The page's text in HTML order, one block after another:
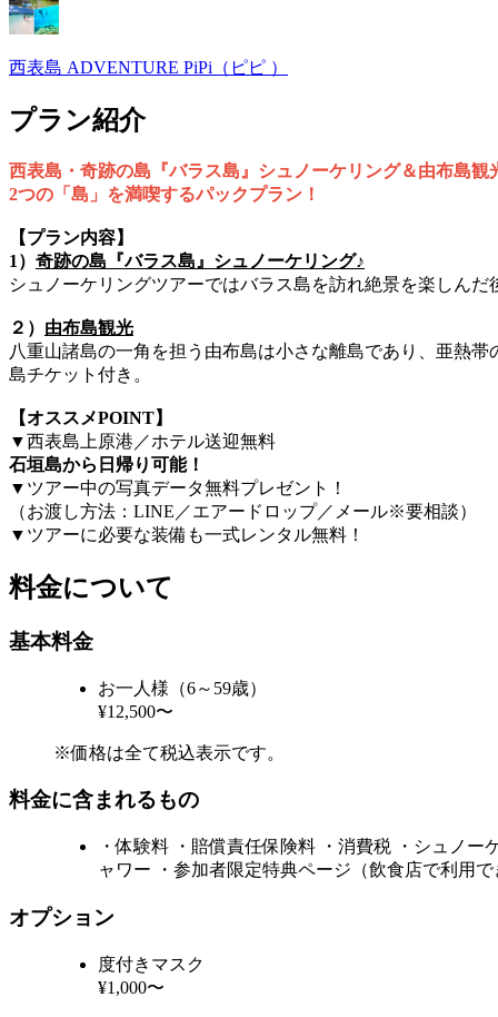
西表島 ADVENTURE PiPi（ピピ ）
プラン紹介
西表島・奇跡の島『バラス島』シュノーケリング＆由布島観
2つの「島」を満喫するパックプラン！
【プラン内容】
1） 奇跡の島『バラス島』シュノーケリング♪
シュノーケリングツアーではバラス島を訪れ絶景を楽しん
２） 由布島観光
八重山諸島の一角を担う由布島は小さな離島であり、亜熱
島チケット付き。
【オススメPOINT】
▼西表島上原港／ホテル送迎無料
石垣島から日帰り可能！
▼ツアー中の写真データ無料プレゼント！
（お渡し方法：LINE／エアードロップ／メール※要相談）
▼ツアーに必要な装備も一式レンタル無料！
料金について
基本料金
お一人様（6～59歳）
¥12,500〜
※価格は全て税込表示です。
料金に含まれるもの
・体験料 ・賠償責任保険料 ・消費税 ・シュノ
ャワー ・参加者限定特典ページ（飲食店で利用
オプション
度付きマスク
¥1,000〜